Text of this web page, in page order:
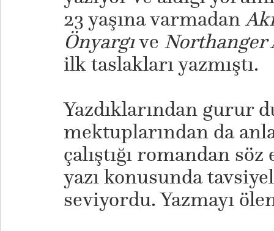
23 yaşına varmadan
Önyargıve Northanger
ilk taslakları yazmıştı.
Yazdıklarından gurur
mektuplarından da
çalıştığı romandan
yazı konusunda
seviyordu. Yazmayı